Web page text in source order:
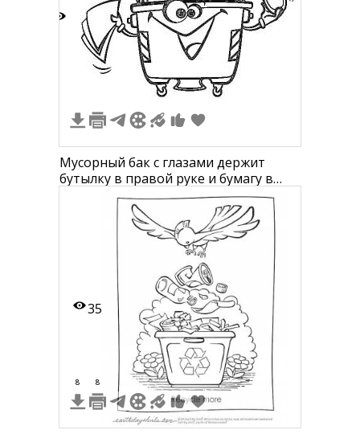
Мусорный бак с глазами держит
бутылку в правой руке и бумагу в
левой руке
35
8 8